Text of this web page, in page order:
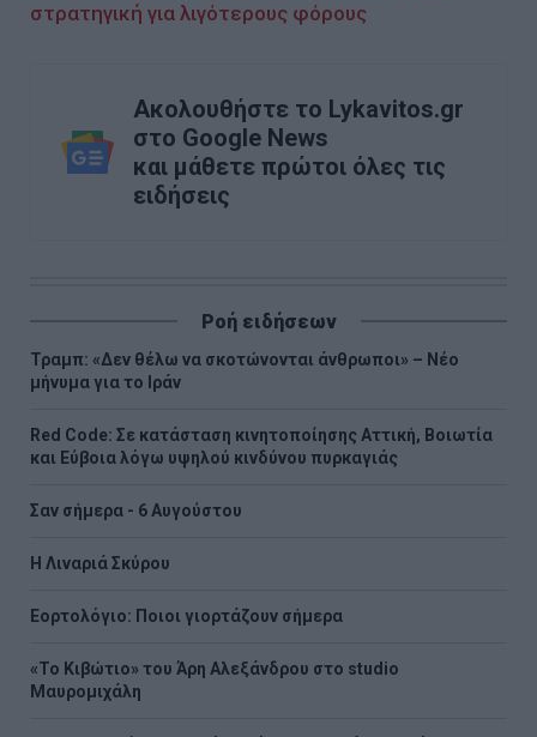
στρατηγική για λιγότερους φόρους
Ακολουθήστε το Lykavitos.gr
στο Google News
και μάθετε πρώτοι όλες τις
ειδήσεις
Ροή ειδήσεων
Τραμπ: «Δεν θέλω να σκοτώνονται άνθρωποι» – Νέο
μήνυμα για το Ιράν
Red Code: Σε κατάσταση κινητοποίησης Αττική, Βοιωτία
και Εύβοια λόγω υψηλού κινδύνου πυρκαγιάς
Σαν σήμερα - 6 Αυγούστου
H Λιναριά Σκύρου
Εορτολόγιο: Ποιοι γιορτάζουν σήμερα
«Το Κιβώτιο» του Άρη Αλεξάνδρου στο studio
Μαυρομιχάλη